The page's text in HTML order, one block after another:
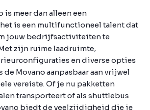
is meer dan alleen een
is een multifunctioneel talent dat
jouw bedrijfsactiviteiten te
zijn ruime laadruimte,
en diverse opties
de Movano aanpasbaar aan vrijwel
vereiste. Of je nu pakketten
transporteert of als shuttlebus
biedt de veelzijdigheid die je